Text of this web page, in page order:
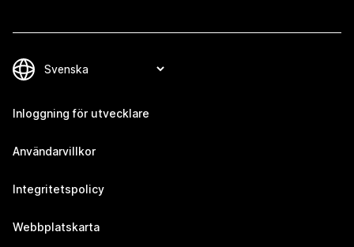
Inloggning för utvecklare
Användarvillkor
Integritetspolicy
Webbplatskarta